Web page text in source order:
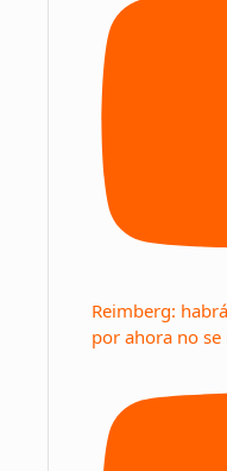
Reimberg:
por ahora no